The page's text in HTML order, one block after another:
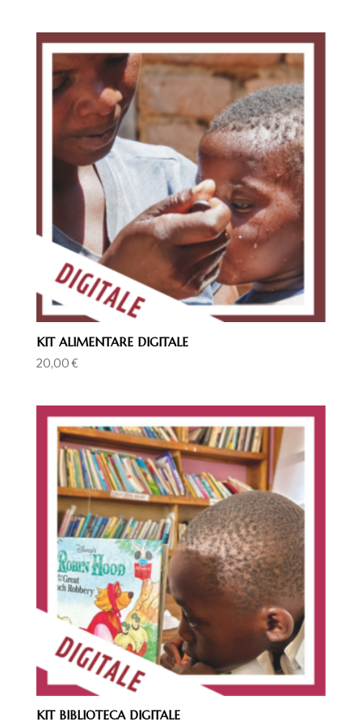
KIT ALIMENTARE DIGITALE
20,00€
KIT BIBLIOTECA DIGITALE